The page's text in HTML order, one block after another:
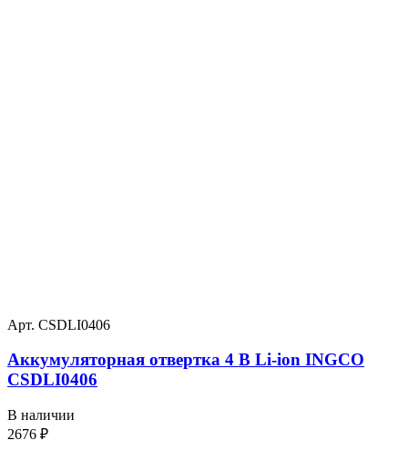
Арт. CSDLI0406
Аккумуляторная отвертка 4 В Li-ion INGCO
CSDLI0406
В наличии
2676 ₽